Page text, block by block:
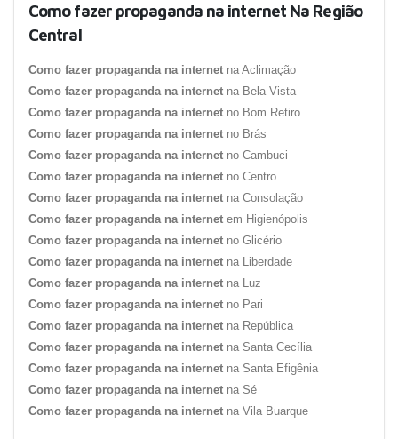
Como fazer propaganda na internet Na Região
Central
Como fazer propaganda na internet na Aclimação
Como fazer propaganda na internet na Bela Vista
Como fazer propaganda na internet no Bom Retiro
Como fazer propaganda na internet no Brás
Como fazer propaganda na internet no Cambuci
Como fazer propaganda na internet no Centro
Como fazer propaganda na internet na Consolação
Como fazer propaganda na internet em Higienópolis
Como fazer propaganda na internet no Glicério
Como fazer propaganda na internet na Liberdade
Como fazer propaganda na internet na Luz
Como fazer propaganda na internet no Pari
Como fazer propaganda na internet na República
Como fazer propaganda na internet na Santa Cecília
Como fazer propaganda na internet na Santa Efigênia
Como fazer propaganda na internet na Sé
Como fazer propaganda na internet na Vila Buarque